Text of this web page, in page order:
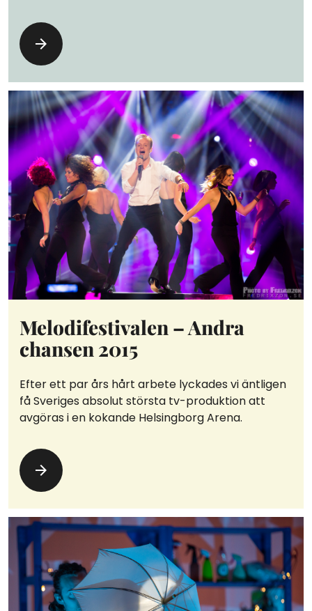
Melodifestivalen – Andra
chansen 2015
Efter ett par års hårt arbete lyckades vi äntligen
få Sveriges absolut största tv-produktion att
avgöras i en kokande Helsingborg Arena.